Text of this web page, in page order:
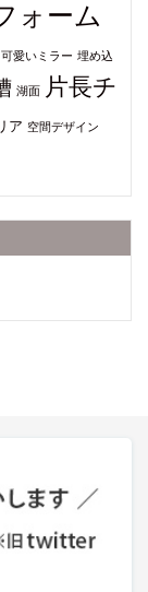
ォーム
可愛いミラー 埋め込
湖面 片長チ
ア 空間デザイン